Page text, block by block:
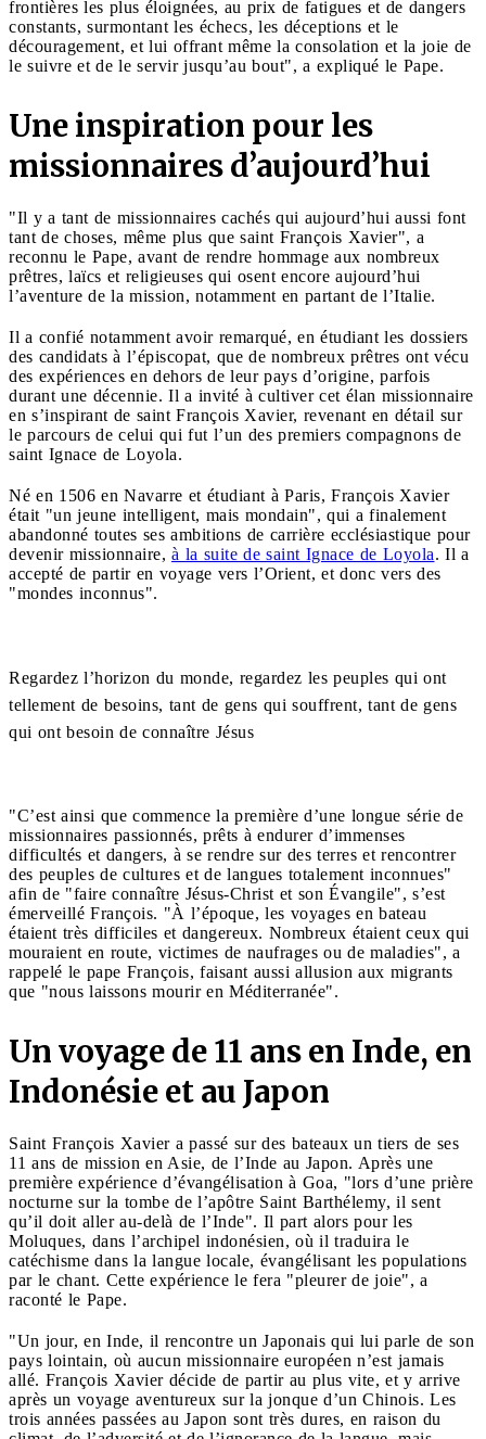
frontières les plus éloignées, au prix de fatigues et de dangers
constants, surmontant les échecs, les déceptions et le
découragement, et lui offrant même la consolation et la joie de
le suivre et de le servir jusqu’au bout", a expliqué le Pape.
Une inspiration pour les
missionnaires d’aujourd’hui
"Il y a tant de missionnaires cachés qui aujourd’hui aussi font
tant de choses, même plus que saint François Xavier", a
reconnu le Pape, avant de rendre hommage aux nombreux
prêtres, laïcs et religieuses qui osent encore aujourd’hui
l’aventure de la mission, notamment en partant de l’Italie.
Il a confié notamment avoir remarqué, en étudiant les dossiers
des candidats à l’épiscopat, que de nombreux prêtres ont vécu
des expériences en dehors de leur pays d’origine, parfois
durant une décennie. Il a invité à cultiver cet élan missionnaire
en s’inspirant de saint François Xavier, revenant en détail sur
le parcours de celui qui fut l’un des premiers compagnons de
saint Ignace de Loyola.
Né en 1506 en Navarre et étudiant à Paris, François Xavier
était "un jeune intelligent, mais mondain", qui a finalement
abandonné toutes ses ambitions de carrière ecclésiastique pour
devenir missionnaire, à la suite de saint Ignace de Loyola. Il a
accepté de partir en voyage vers l’Orient, et donc vers des
"mondes inconnus".
Regardez l’horizon du monde, regardez les peuples qui ont
tellement de besoins, tant de gens qui souffrent, tant de gens
qui ont besoin de connaître Jésus
"C’est ainsi que commence la première d’une longue série de
missionnaires passionnés, prêts à endurer d’immenses
difficultés et dangers, à se rendre sur des terres et rencontrer
des peuples de cultures et de langues totalement inconnues"
afin de "faire connaître Jésus-Christ et son Évangile", s’est
émerveillé François. "À l’époque, les voyages en bateau
étaient très difficiles et dangereux. Nombreux étaient ceux qui
mouraient en route, victimes de naufrages ou de maladies", a
rappelé le pape François, faisant aussi allusion aux migrants
que "nous laissons mourir en Méditerranée".
Un voyage de 11 ans en Inde, en
Indonésie et au Japon
Saint François Xavier a passé sur des bateaux un tiers de ses
11 ans de mission en Asie, de l’Inde au Japon. Après une
première expérience d’évangélisation à Goa, "lors d’une prière
nocturne sur la tombe de l’apôtre Saint Barthélemy, il sent
qu’il doit aller au-delà de l’Inde". Il part alors pour les
Moluques, dans l’archipel indonésien, où il traduira le
catéchisme dans la langue locale, évangélisant les populations
par le chant. Cette expérience le fera "pleurer de joie", a
raconté le Pape.
"Un jour, en Inde, il rencontre un Japonais qui lui parle de son
pays lointain, où aucun missionnaire européen n’est jamais
allé. François Xavier décide de partir au plus vite, et y arrive
après un voyage aventureux sur la jonque d’un Chinois. Les
trois années passées au Japon sont très dures, en raison du